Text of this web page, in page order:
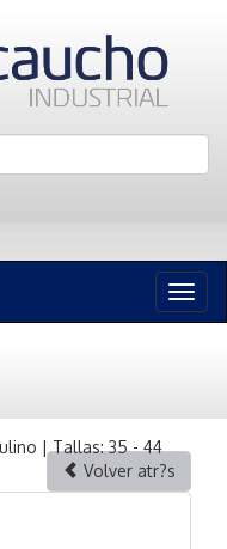
n
| Tallas: 35 - 44
Volver atr?s